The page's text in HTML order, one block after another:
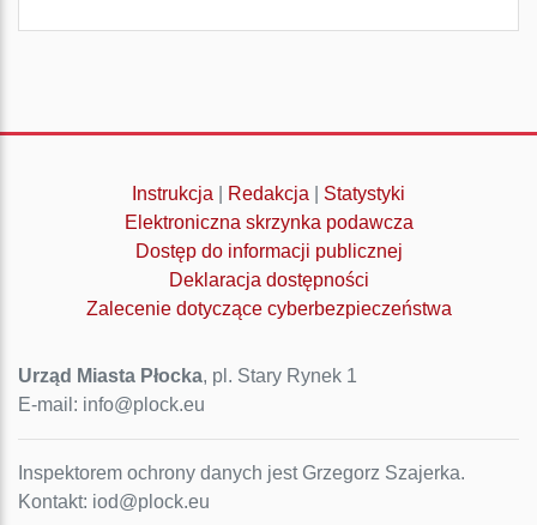
Instrukcja Redakcja
Statystyki
Elektroniczna skrzynka podawcza
Dostęp do informacji publicznej
Deklaracja dostępności
Zalecenie dotyczące cyberbezpieczeństwa
Urząd Miasta Płocka, pl. Stary Rynek 1
E-mail: info@plock.eu
Inspektorem ochrony danych jest Grzegorz Szajerka.
Kontakt: iod@plock.eu